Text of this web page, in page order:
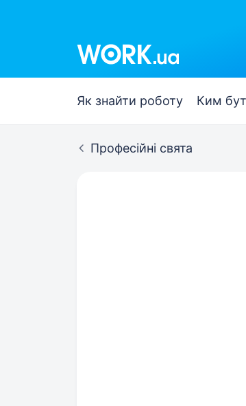
Як знайти роботу Ким
Професійні свята